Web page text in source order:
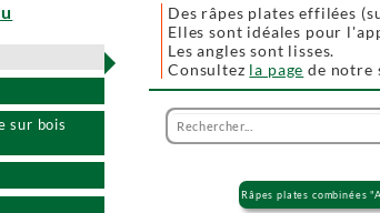
sur bois
Des râpes plates effilées
Elles sont idéales pour
Les angles sont lisses.
Consultez la page de notre
Râpes plates combinées